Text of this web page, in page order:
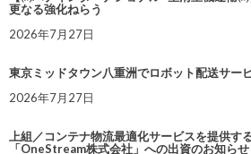
更なる強化ねらう
2026年7月27日
東京ミッドタウン八重洲でロボット配送サー
2026年7月27日
上組／コンテナ物流最適化サービスを提供す
「OneStream株式会社」への出資のお知らせ